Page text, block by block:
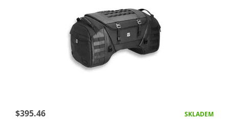
$395.46 SKLADEM